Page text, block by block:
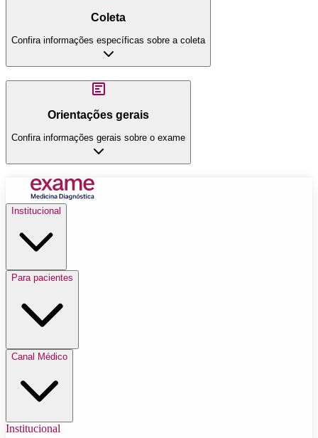
Coleta
Confira informações específicas sobre a coleta
Orientações gerais
Confira informações gerais sobre o exame
Institucional
Para pacientes
Canal Médico
Institucional